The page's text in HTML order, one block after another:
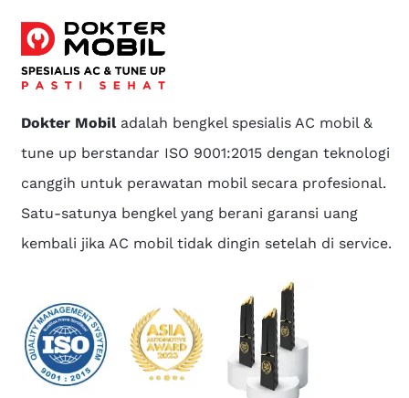
Dokter Mobiladalah bengkel spesialis AC mobil &
tune up berstandar ISO 9001:2015 dengan teknologi
canggih untuk perawatan mobil secara profesional.
Satu-satunya bengkel yang berani garansi uang
kembali jika AC mobil tidak dingin setelah di service.